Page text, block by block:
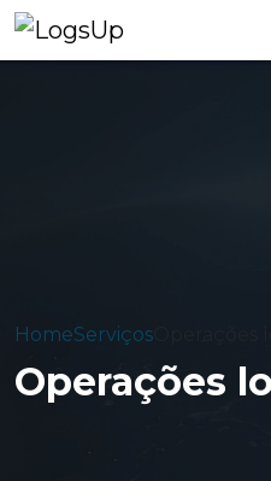
HomeServiços
Operações